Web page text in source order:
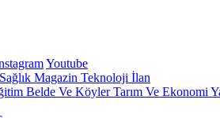
Youtube
Sağlık Magazin Teknoloji İlan
Belde Ve KöylerTarım Ve Ekonomi